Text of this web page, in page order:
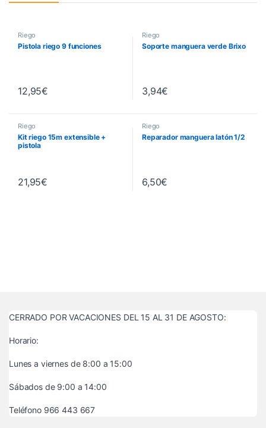
Riego
Pistola riego 9 funciones
12,95€
Riego
Soporte manguera verde Brixo
3,94€
Riego
Kit riego 15m extensible +
pistola
21,95€
Riego
Reparador manguera latón 1/2
6,50€
CERRADO POR VACACIONES DEL 15 AL 31 DE AGOSTO:
Horario:
Lunes a viernes de 8:00 a 15:00
Sábados de 9:00 a 14:00
Teléfono 966 443 667